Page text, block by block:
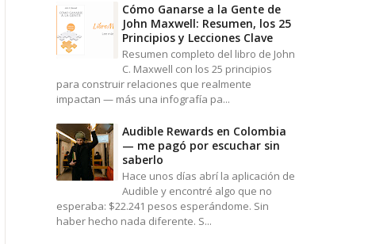
Cómo Ganarse a la Gente de
John Maxwell: Resumen, los 25
Principios y Lecciones Clave
Resumen completo del libro de John
C. Maxwell con los 25 principios
para construir relaciones que realmente
impactan — más una infografía pa...
Audible Rewards en Colombia
— me pagó por escuchar sin
saberlo
Hace unos días abrí la aplicación de
Audible y encontré algo que no
esperaba: $22.241 pesos esperándome. Sin
haber hecho nada diferente. S...